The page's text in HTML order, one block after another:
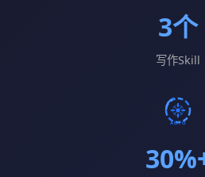
3个
写作Skill